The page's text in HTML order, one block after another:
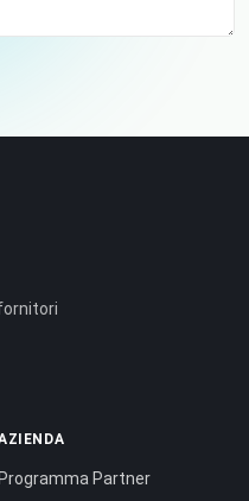
Programma Partner